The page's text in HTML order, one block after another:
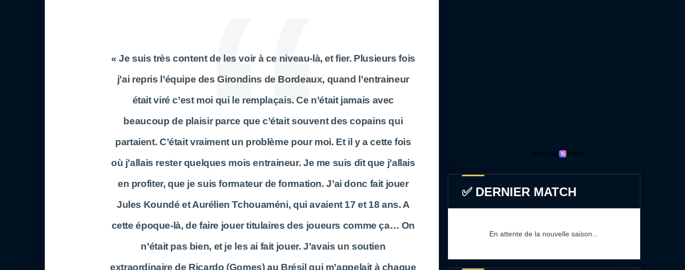
« Je suis très content de les voir à ce niveau-là, et fier. Plusieurs fois
j’ai repris l’équipe des Girondins de Bordeaux, quand l’entraineur
était viré c’est moi qui le remplaçais. Ce n’était jamais avec
beaucoup de plaisir parce que c’était souvent des copains qui
partaient. C’était vraiment un problème pour moi. Et il y a cette fois
où j’allais rester quelques mois entraineur. Je me suis dit que j’allais
en profiter, que je suis formateur de formation. J’ai donc fait jouer
Jules Koundé et Aurélien Tchouaméni, qui avaient 17 et 18 ans. A
cette époque-là, de faire jouer titulaires des joueurs comme ça… On
n’était pas bien, et je les ai fait jouer. J’avais un soutien
extraordinaire de Ricardo (Gomes) au Brésil qui m’appelait à chaque
✅ DERNIER MATCH
En attente de la nouvelle saison...